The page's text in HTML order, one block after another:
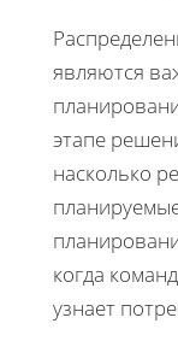
являются
этапе
насколько
когда
узнает